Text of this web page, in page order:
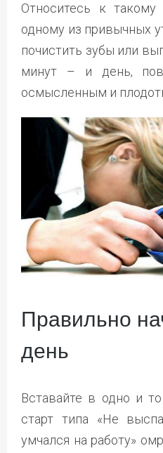
Относитесь к
одному из привычных
почистить зубы или
минут – и день,
осмысленным и
Правильно
день
Вставайте в одно и
старт типа «Не
умчался на работу»